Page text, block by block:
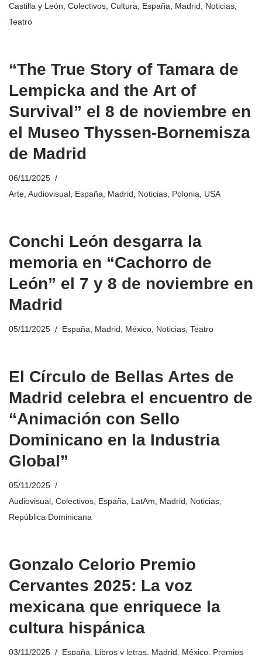
Castilla y León Colectivos Cultura España Madrid Noticias
Teatro
“The True Story of Tamara de
Lempicka and the Art of
Survival” el 8 de noviembre en
el Museo Thyssen-Bornemisza
de Madrid
06/11/2025
Arte Audiovisual España Madrid Noticias Polonia USA
Conchi León desgarra la
memoria en “Cachorro de
León” el 7 y 8 de noviembre en
Madrid
05/11/2025 España Madrid México Noticias Teatro
El Círculo de Bellas Artes de
Madrid celebra el encuentro de
“Animación con Sello
Dominicano en la Industria
Global”
05/11/2025
Audiovisual Colectivos España LatAm Madrid Noticias
República Dominicana
Gonzalo Celorio Premio
Cervantes 2025: La voz
mexicana que enriquece la
cultura hispánica
03/11/2025 España Libros y letras Madrid México Premios